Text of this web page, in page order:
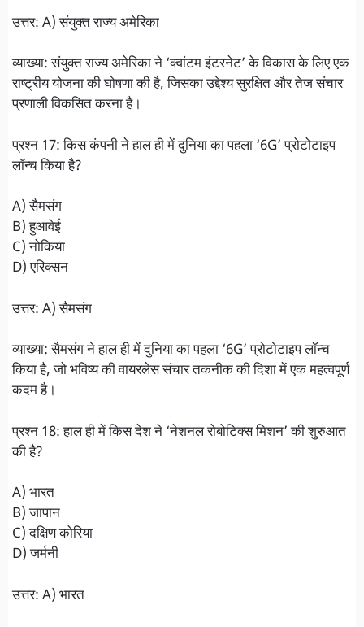
उत्तर: A) संयुक्त राज्य अमेरिका
व्याख्या: संयुक्त राज्य अमेरिका ने ‘क्वांटम इंटरनेट’ के विकास के लिए एक
राष्ट्रीय योजना की घोषणा की है, जिसका उद्देश्य सुरक्षित और तेज संचार
प्रणाली विकसित करना है।
प्रश्न 17: किस कंपनी ने हाल ही में दुनिया का पहला ‘6G’ प्रोटोटाइप
लॉन्च किया है?
A) सैमसंग
B) हुआवेई
C) नोकिया
D) एरिक्सन
उत्तर: A) सैमसंग
व्याख्या: सैमसंग ने हाल ही में दुनिया का पहला ‘6G’ प्रोटोटाइप लॉन्च
किया है, जो भविष्य की वायरलेस संचार तकनीक की दिशा में एक महत्वपूर्ण
कदम है।
प्रश्न 18: हाल ही में किस देश ने ‘नेशनल रोबोटिक्स मिशन’ की शुरुआत
की है?
A) भारत
B) जापान
C) दक्षिण कोरिया
D) जर्मनी
उत्तर: A) भारत